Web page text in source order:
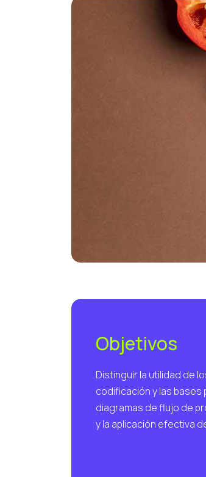
Objetivos
Distinguir la utilidad de
codificación y las
diagramas de flujo de
y la aplicación efectiva